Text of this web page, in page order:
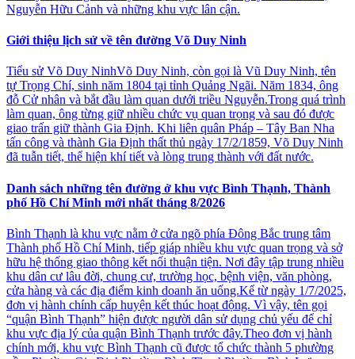
Nguyễn Hữu Cảnh và những khu vực lân cận.
Giới thiệu lịch sử về tên đường Võ Duy Ninh
Tiểu sử Võ Duy NinhVõ Duy Ninh, còn gọi là Vũ Duy Ninh, tên
tự Trọng Chí, sinh năm 1804 tại tỉnh Quảng Ngãi. Năm 1834, ông
đỗ Cử nhân và bắt đầu làm quan dưới triều Nguyễn.Trong quá trình
làm quan, ông từng giữ nhiều chức vụ quan trọng và sau đó được
giao trấn giữ thành Gia Định. Khi liên quân Pháp – Tây Ban Nha
tấn công và thành Gia Định thất thủ ngày 17/2/1859, Võ Duy Ninh
đã tuẫn tiết, thể hiện khí tiết và lòng trung thành với đất nước.
Danh sách những tên đường ở khu vực Bình Thạnh, Thành
phố Hồ Chí Minh mới nhất tháng 8/2026
Bình Thạnh là khu vực nằm ở cửa ngõ phía Đông Bắc trung tâm
Thành phố Hồ Chí Minh, tiếp giáp nhiều khu vực quan trọng và sở
hữu hệ thống giao thông kết nối thuận tiện. Nơi đây tập trung nhiều
khu dân cư lâu đời, chung cư, trường học, bệnh viện, văn phòng,
cửa hàng và các địa điểm kinh doanh ăn uống.Kể từ ngày 1/7/2025,
đơn vị hành chính cấp huyện kết thúc hoạt động. Vì vậy, tên gọi
“quận Bình Thạnh” hiện được người dân sử dụng chủ yếu để chỉ
khu vực địa lý của quận Bình Thạnh trước đây.Theo đơn vị hành
chính mới, khu vực Bình Thạnh cũ được tổ chức thành 5 phường